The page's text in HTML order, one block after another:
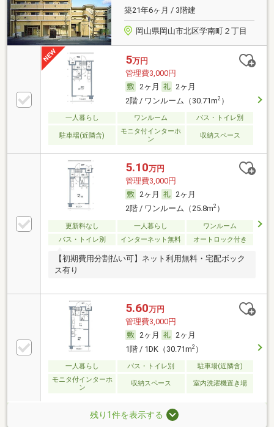
築21年6ヶ月 / 3階建
岡山県岡山市北区学南町２丁目
5万円
管理費3,000円
2ヶ月
2ヶ月
2階 / ワンルーム（30.71m2）
一人暮らし ワンルーム バス・トイレ別
駐車場(近隣含)
モニタ付インターホ
ン
収納スペース
5.10万円
管理費3,000円
2ヶ月
2ヶ月
2階 / ワンルーム（25.8m2）
更新料なし 一人暮らし
ワンルーム
バス・トイレ別
インターネット無料 オートロック付き
【初期費用分割払い可】ネット利用無料・宅配ボック
ス有り
5.60万円
管理費3,000円
2ヶ月
2ヶ月
1階 / 1DK（30.71m2）
一人暮らし バス・トイレ別
駐車場(近隣含)
モニタ付インターホ
ン
収納スペース 室内洗濯機置き場
残り1件を表示する